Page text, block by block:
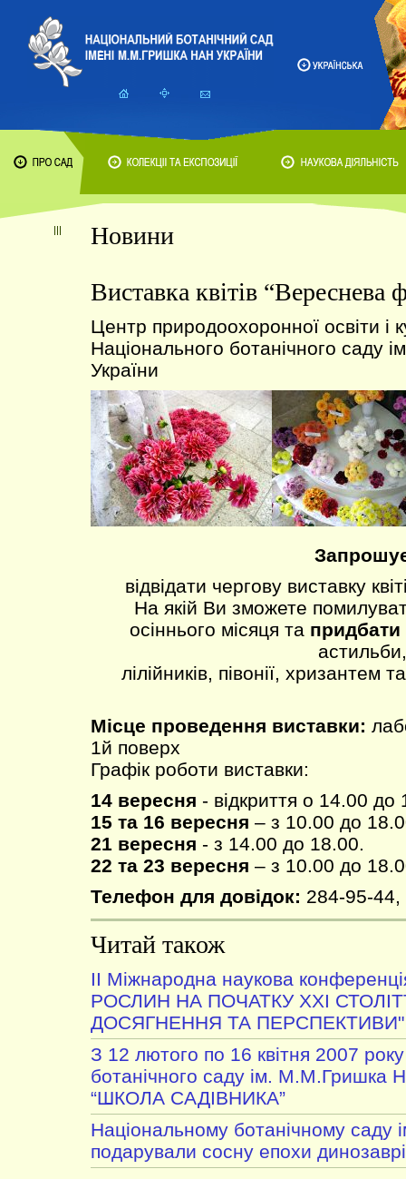
Новини
Виставка квітів “Вереснева
Центр природоохоронної освіти і
Національного ботанічного
України
відвідати чергову виставку
На якій Ви зможете
осіннього місяця та придбати
астильби,
лілійників, півонії, хризантем
Місце проведення виставки:
1й поверх
Графік роботи виставки:
14 вересня - відкриття о 14.00 до
15 та 16 вересня – з 10.00 до
21 вересня - з 14.00 до 18.00.
22 та 23 вересня – з 10.00 до
Телефон для довідок: 284-95-
Читай також
ІІ Міжнародна наукова
РОСЛИН НА ПОЧАТКУ XXI
ДОСЯГНЕННЯ ТА ПЕРСПЕКТИВИ"
З 12 лютого по 16 квітня 2007
ботанічного саду ім. М.М.Гришка
“ШКОЛА САДІВНИКА”
Національному ботанічному
подарували сосну епохи